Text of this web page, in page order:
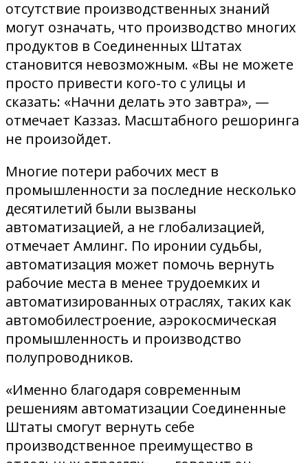
отсутствие производственных знаний
могут означать, что производство многих
продуктов в Соединенных Штатах
становится невозможным. «Вы не можете
просто привести кого-то с улицы и
сказать: «Начни делать это завтра», —
отмечает Каззаз. Масштабного решоринга
не произойдет.
Многие потери рабочих мест в
промышленности за последние несколько
десятилетий были вызваны
автоматизацией, а не глобализацией,
отмечает Амлинг. По иронии судьбы,
автоматизация может помочь вернуть
рабочие места в менее трудоемких и
автоматизированных отраслях, таких как
автомобилестроение, аэрокосмическая
промышленность и производство
полупроводников.
«Именно благодаря современным
решениям автоматизации Соединенные
Штаты смогут вернуть себе
производственное преимущество в